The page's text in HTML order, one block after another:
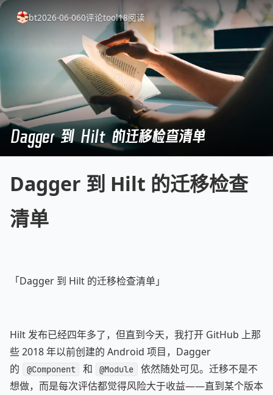
bt2026-06-060评论tool18阅读
Dagger 到 Hilt 的迁移检查清单
Dagger 到 Hilt 的迁移检查
清单
「Dagger 到 Hilt 的迁移检查清单」
Hilt 发布已经四年多了，但直到今天，我打开 GitHub 上那
些 2018 年以前创建的 Android 项目，Dagger
的
@Component 和 @Module
依然随处可见。迁移不是不
想做，而是每次评估都觉得风险大于收益——直到某个版本